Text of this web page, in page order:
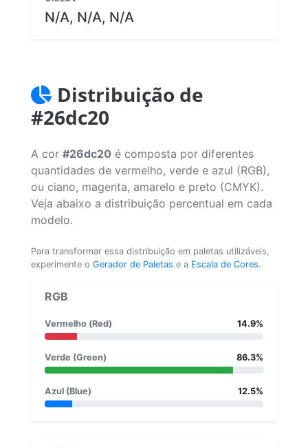
N/A, N/A, N/A
Distribuição de
#26dc20
A cor #26dc20 é composta por diferentes
quantidades de vermelho, verde e azul (RGB),
ou ciano, magenta, amarelo e preto (CMYK).
Veja abaixo a distribuição percentual em cada
modelo.
Para transformar essa distribuição em paletas utilizáveis,
experimente o Gerador de Paletas e a Escala de Cores.
RGB
Vermelho (Red) 14.9%
Verde (Green) 86.3%
Azul (Blue) 12.5%